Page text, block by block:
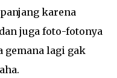
karena
juga foto-fotonya
gemana lagi gak